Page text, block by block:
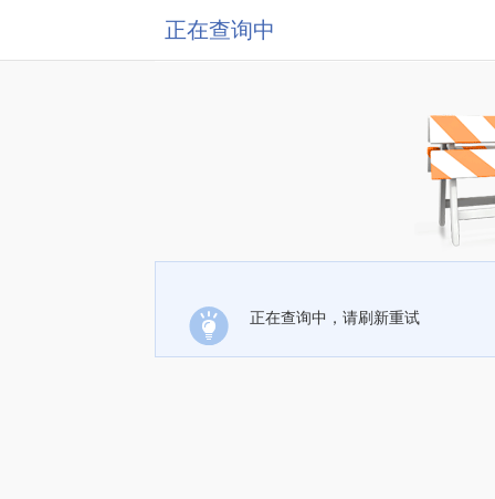
正在查询中
正在查询中，请刷新重试